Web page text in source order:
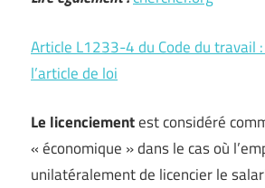
Article L1233-4 du Code du travail
l’article de loi
Le licenciementest considéré
« économique » dans le cas où
unilatéralement de licencier le